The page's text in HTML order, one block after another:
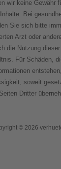
wir keine Gewähr
Bei
Sie sich bitte
Arzt oder
die Nutzung
Für Schäden,
soweit
Dritter
© 2026